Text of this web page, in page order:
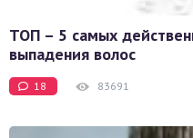
ТОП – 5 самых
выпадения волос
18 83691